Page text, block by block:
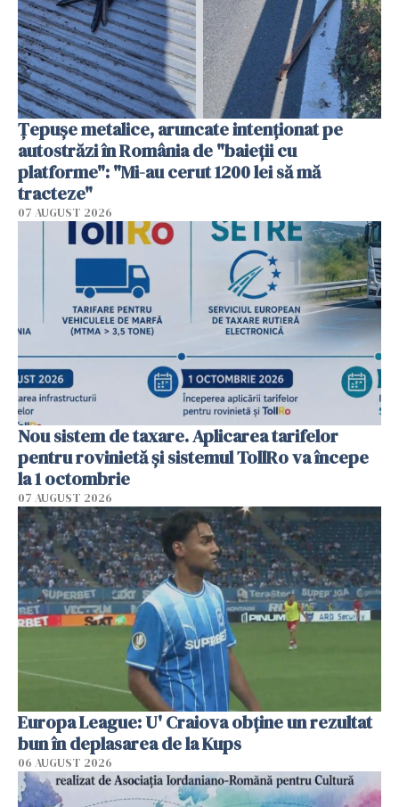
Țepușe metalice, aruncate intenționat pe
autostrăzi în România de "baieții cu
platforme": "Mi-au cerut 1200 lei să mă
tracteze"
07 AUGUST 2026
Nou sistem de taxare. Aplicarea tarifelor
pentru rovinietă şi sistemul TollRo va începe
la 1 octombrie
07 AUGUST 2026
Europa League: U' Craiova obține un rezultat
bun în deplasarea de la Kups
06 AUGUST 2026